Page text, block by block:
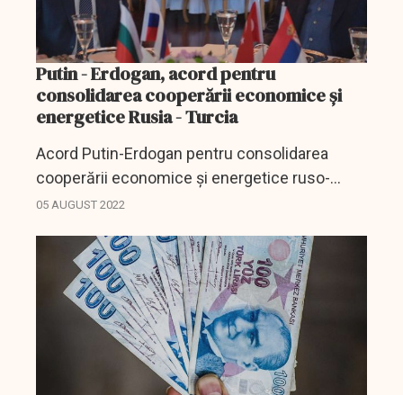
Putin - Erdogan, acord pentru
consolidarea cooperării economice şi
energetice Rusia - Turcia
Acord Putin-Erdogan pentru consolidarea
cooperării economice şi energetice ruso-
turce.
05 AUGUST 2022